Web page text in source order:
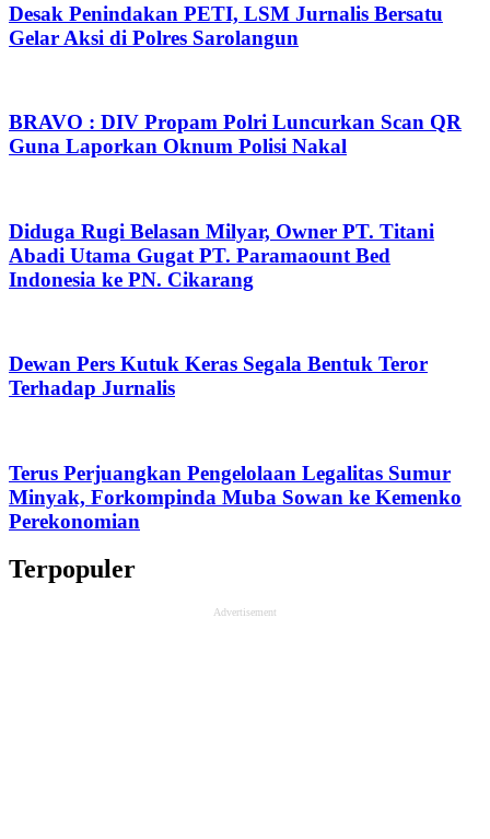
Desak Penindakan PETI, LSM Jurnalis Bersatu
Gelar Aksi di Polres Sarolangun
BRAVO : DIV Propam Polri Luncurkan Scan QR
Guna Laporkan Oknum Polisi Nakal
Diduga Rugi Belasan Milyar, Owner PT. Titani
Abadi Utama Gugat PT. Paramaount Bed
Indonesia ke PN. Cikarang
Dewan Pers Kutuk Keras Segala Bentuk Teror
Terhadap Jurnalis
Terus Perjuangkan Pengelolaan Legalitas Sumur
Minyak, Forkompinda Muba Sowan ke Kemenko
Perekonomian
Terpopuler
Advertisement